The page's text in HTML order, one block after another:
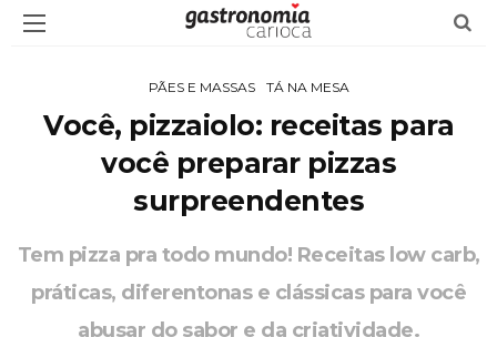
PÃES E MASSAS TÁ NA MESA
Você, pizzaiolo: receitas para
você preparar pizzas
surpreendentes
Tem pizza pra todo mundo! Receitas low carb,
práticas, diferentonas e clássicas para você
abusar do sabor e da criatividade.